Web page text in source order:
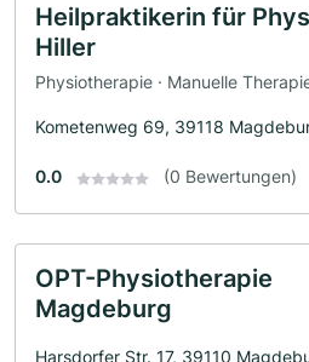
Heilpraktikerin für
Hiller
Physiotherapie · Manuelle
Kometenweg 69, 39118
0.0 (0 Bewertungen)
OPT-Physiotherapie
Magdeburg
Harsdorfer Str. 17, 39110